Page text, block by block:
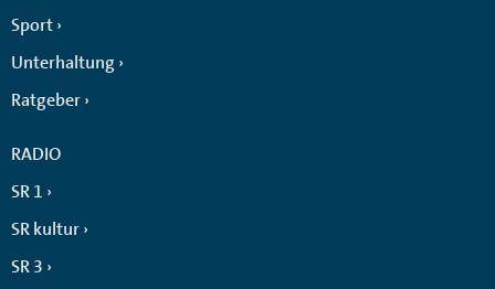
Sport
Unterhaltung
Ratgeber
RADIO
SR 1
SR kultur
SR 3